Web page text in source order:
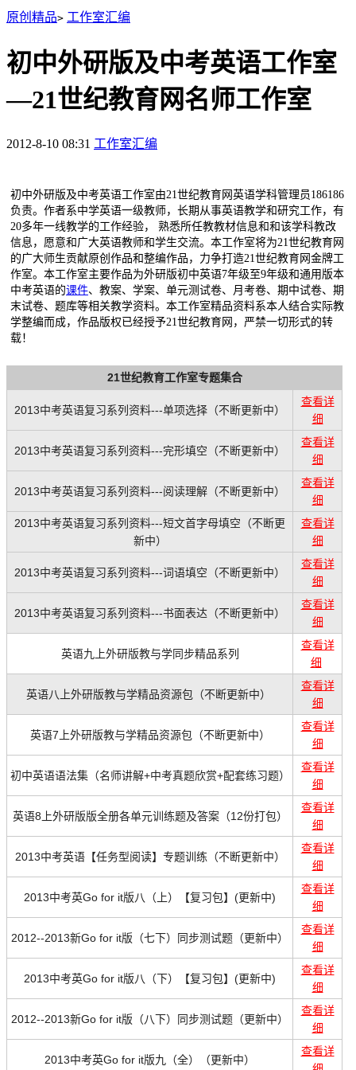
原创精品> 工作室汇编
初中外研版及中考英语工作室
—21世纪教育网名师工作室
2012-8-10 08:31 工作室汇编
初中外研版及中考英语工作室由21 世纪教育网英语学科管理员 186186
负责。作者系中学英语一级教师，长期从事英语教学和研究工作，有
20多年一线教学的工作经验， 熟悉所任教教材信息和和该学科教改
信息，愿意和广大英语教师和学生交流。本工作室将为21 世纪教育网
的广大师生贡献原创作品和整编作品，力争打造21 世纪教育网金牌工
作室。本工作室主要作品为外研版初中英语7年级至9年级和通用版本
中考英语的课件、教案、学案、单元测试卷、月考卷、期中试卷、期
末试卷、题库等相关教学资料。本工作室精品资料系本人结合实际教
学整编而成，作品版权已经授予21 世纪教育网，严禁一切形式的转
载！
21世纪教育工作室专题集合
2013中考英语复习系列资料---单项选择（不断更新中）
查看详
细
2013中考英语复习系列资料---完形填空（不断更新中）
查看详
细
2013中考英语复习系列资料---阅读理解（不断更新中）
查看详
细
2013中考英语复习系列资料---短文首字母填空（不断更
新中）
查看详
细
2013中考英语复习系列资料---词语填空（不断更新中）
查看详
细
2013中考英语复习系列资料---书面表达（不断更新中）
查看详
细
英语九上外研版教与学同步精品系列
查看详
细
英语八上外研版教与学精品资源包（不断更新中）
查看详
细
英语7上外研版教与学精品资源包（不断更新中）
查看详
细
初中英语语法集（名师讲解+中考真题欣赏+配套练习题）
查看详
细
英语8上外研版版全册各单元训练题及答案（12份打包）
查看详
细
2013中考英语【任务型阅读】专题训练（不断更新中）
查看详
细
2013中考英Go for it版八（上）【复习包】(更新中)
查看详
细
2012--2013新Go for it版（七下）同步测试题（更新中）
查看详
细
2013中考英Go for it版八（下）【复习包】(更新中)
查看详
细
2012--2013新Go for it版（八下）同步测试题（更新中）
查看详
细
2013中考英Go for it版九（全）（更新中）
查看详